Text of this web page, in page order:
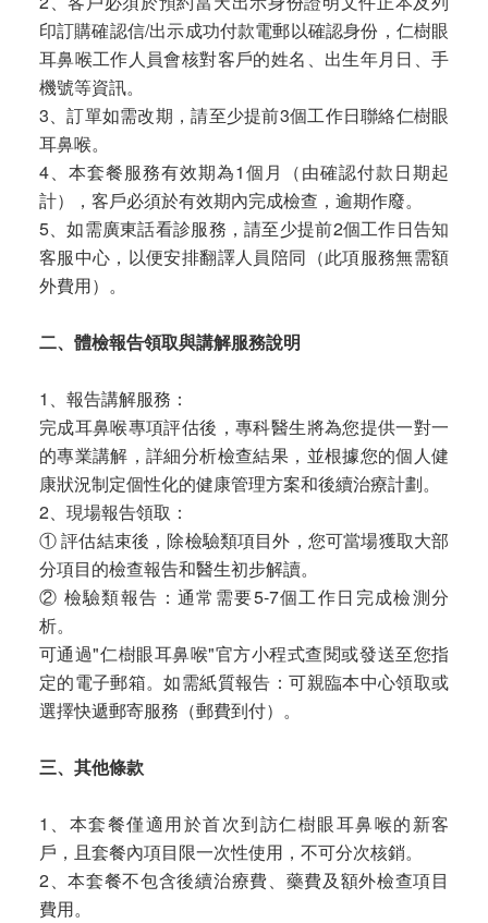
印訂購確認信/出示成功付款電郵以確認身份，仁樹眼
耳鼻喉工作人員會核對客戶的姓名、出生年月日、手
機號等資訊。
3、訂單如需改期，請至少提前3個工作日聯絡仁樹眼
耳鼻喉。
4、本套餐服務有效期為1個月（由確認付款日期起
計），客戶必須於有效期內完成檢查，逾期作廢。
5、如需廣東話看診服務，請至少提前2個工作日告知
客服中心，以便安排翻譯人員陪同（此項服務無需額
外費用）。
二、體檢報告領取與講解服務說明
1、報告講解服務：
完成耳鼻喉專項評估後，專科醫生將為您提供一對一
的專業講解，詳細分析檢查結果，並根據您的個人健
康狀況制定個性化的健康管理方案和後續治療計劃。
2、現場報告領取：
① 評估結束後，除檢驗類項目外，您可當場獲取大部
分項目的檢查報告和醫生初步解讀。
② 檢驗類報告：通常需要5-7個工作日完成檢測分
析。
可通過"仁樹眼耳鼻喉"官方小程式查閱或發送至您指
定的電子郵箱。如需紙質報告：可親臨本中心領取或
選擇快遞郵寄服務（郵費到付）。
三、其他條款
1、本套餐僅適用於首次到訪仁樹眼耳鼻喉的新客
戶，且套餐內項目限一次性使用，不可分次核銷。
2、本套餐不包含後續治療費、藥費及額外檢查項目
費用。